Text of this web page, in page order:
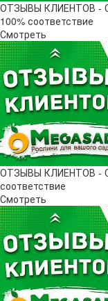
ОТЗЫВЫ КЛИЕНТОВ -
100% соответствие
Смотреть
ОТЗЫВЫ КЛИЕНТОВ -
соответствие
Смотреть